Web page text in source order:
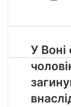
У
Воні
один
чоловік
загинув
внаслідок
У Воні